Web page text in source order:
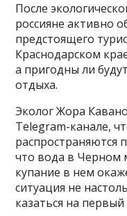
После
россияне активно
предстоящего
Краснодарском
а пригодны ли
отдыха.
Эколог Жора
Telegram-канале,
распространяются
что вода в Черном
купание в нем
ситуация не
казаться на первый